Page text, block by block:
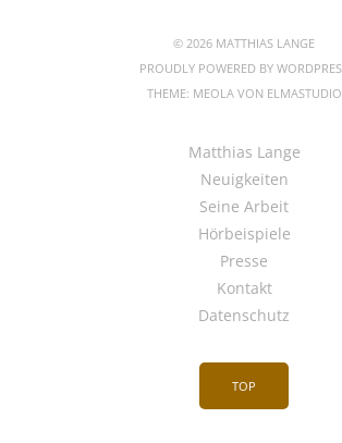
© 2026 MATTHIAS LANGE
PROUDLY POWERED BY
THEME: MEOLA VON ELMASTUDIO
Matthias Lange
Neuigkeiten
Seine Arbeit
Hörbeispiele
Presse
Kontakt
Datenschutz
TOP